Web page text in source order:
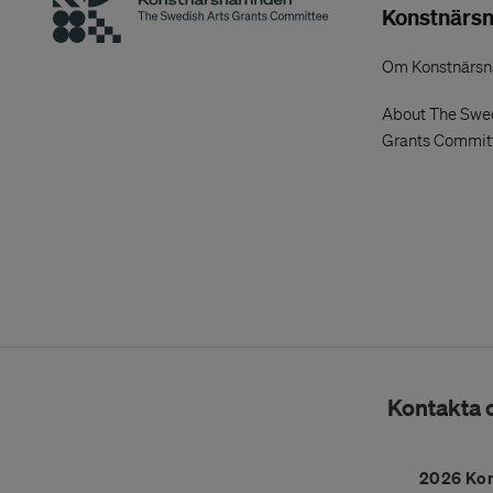
Om
About The
Grants
Kontakta
2026